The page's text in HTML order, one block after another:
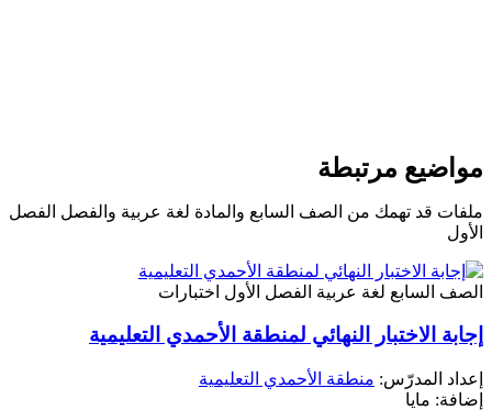
مواضيع مرتبطة
ملفات قد تهمك من الصف السابع والمادة لغة عربية والفصل الفصل
الأول
الصف السابع لغة عربية الفصل الأول اختبارات
إجابة الاختبار النهائي لمنطقة الأحمدي التعليمية
إعداد المدرّس: منطقة الأحمدي التعليمية
إضافة: مايا